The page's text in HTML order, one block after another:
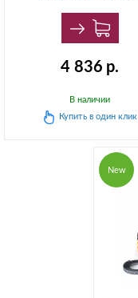
4 836 р.
В наличии
Купить водин клик
New